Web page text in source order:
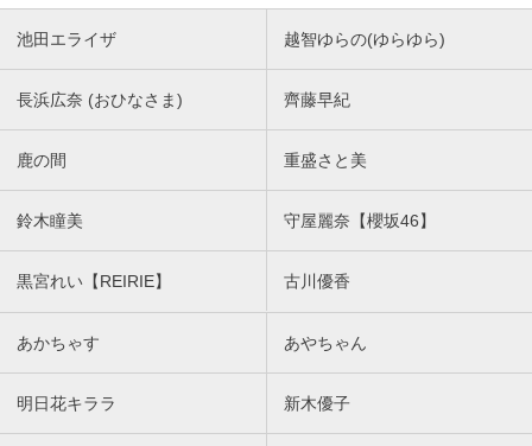
池田エライザ 越智ゆらの(ゆらゆら)
長浜広奈 (おひなさま) 齊藤早紀
鹿の間 重盛さと美
鈴木瞳美 守屋麗奈【櫻坂46】
黒宮れい【REIRIE】 古川優香
あかちゃす あやちゃん
明日花キララ 新木優子